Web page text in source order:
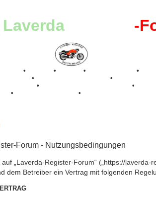
Laverda-Register -
• • • •
•
•
•
•
• •
Forum - Nutzungsbedingungen
„Laverda-Register-Forum“ („https://laverda-
dem Betreiber ein Vertrag mit folgenden